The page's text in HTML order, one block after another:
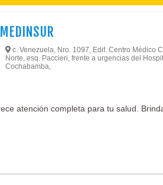
MEDINSUR
c. Venezuela, Nro. 1097, Edif. Centro Médico
Norte, esq. Paccieri, frente a urgencias del
Cochabamba,
atención completa para tu salud.